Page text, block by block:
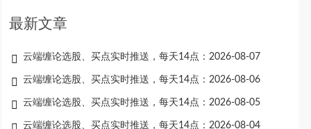
最新文章
云端缠论选股、买点实时推送，每天14点：2026-08-07
云端缠论选股、买点实时推送，每天14点：2026-08-06
云端缠论选股、买点实时推送，每天14点：2026-08-05
云端缠论选股、买点实时推送，每天14点：2026-08-04